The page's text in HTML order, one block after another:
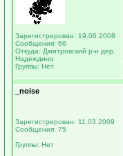
Зарегистрирован: 19.06.2008
Сообщения: 66
Откуда: Дмитровский р-н дер.
Надеждино
Группы: Нет
_noise
Зарегистрирован: 11.03.2009
Сообщения: 75
Группы: Нет